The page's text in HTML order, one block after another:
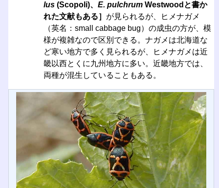
lus(Scopoli)、 E. pulchrumWestwoodと書か
れた文献もある］ が見られるが、ヒメナガメ
（英名：small cabbage bug）の成虫の方が、模
様が複雑なので区別できる。ナガメは北海道な
ど寒い地方で多く見られるが、ヒメナガメは近
畿以西とくに九州地方に多い。近畿地方では、
両種が混生していることもある。